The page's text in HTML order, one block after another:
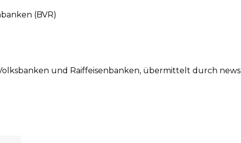
(BVR)
und Raiffeisenbanken, übermittelt durch news